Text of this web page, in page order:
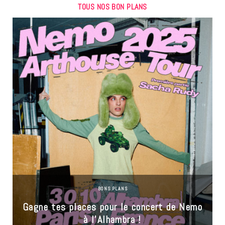
TOUS NOS BON PLANS
BONS PLANS
Gagne tes places pour le concert de Nemo
à l’Alhambra !